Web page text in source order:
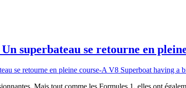
superbateau se retourne en